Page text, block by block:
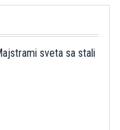
sveta sa stali